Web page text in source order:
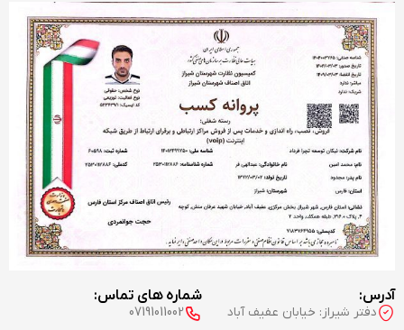
آدرس:
دفتر شیراز: خیابان عفیف آباد
شماره های تماس:
07191011002